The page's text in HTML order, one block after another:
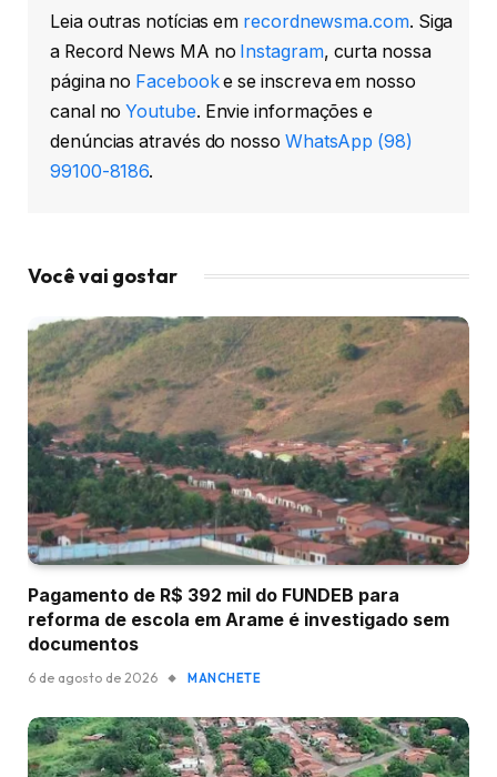
Leia outras notícias em recordnewsma.com. Siga
a Record News MA no Instagram, curta nossa
página no Facebooke se inscreva em nosso
canal noYoutube. Envie informações e
denúncias através do nosso WhatsApp (98)
99100-8186.
Você vai gostar
Pagamento de R$ 392 mil do FUNDEB para
reforma de escola em Arame é investigado sem
documentos
6 de agosto de 2026 MANCHETE